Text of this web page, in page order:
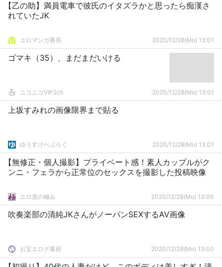
【乙の助】満員電車で彼氏のイタズラかと思ったら痴漢さ
れていたJK
エロマンガ番長 2020/12/28(Mo) 13:01
ゴマキ（35）、まだまだいける
ニコニコVIP2ch 2020/12/28(Mo) 13:01
上坂すみれの画像限界まで貼る
ゆうすけべぶろぐ 2020/12/28(Mo) 13:01
【無修正・個人撮影】プライベート感！素人カップルがク
ンニ・フェラから正常位のセックスを撮影した投稿映像
エロ道の極み 2020/12/28(Mo) 13:00
吹奏楽部の清純JKさんがノーパンSEXするAV画像
お宝エログ幕府 2020/12/28(Mo) 13:00